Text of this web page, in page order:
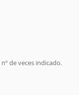
de veces indicado.